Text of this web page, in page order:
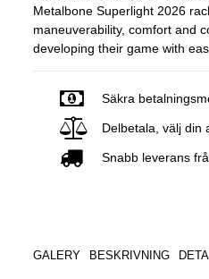
Metalbone Superlight 2026
maneuverability, comfort and
developing their game with
Säkra
Delbetala, välj din
Snabb leverans
GALERY BESKRIVNING